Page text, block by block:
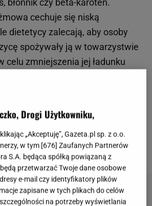
błonnik czy beta-karoten.
cechuje się niską
dietetycy zalecają, aby osoby
spożywały ją w towarzystwie
celu zmniejszenia jej ładunku
Może stanowić bazę bądź
się nie tylko w deserach, ale też
czyzupach. Jakie dania można
dyni piżmowej?
Drogi Użytkowniku,
„Akceptuję”, Gazeta.pl sp. z o.o.
w tym [676] Zaufanych Partnerów
S.A. będąca spółką powiązaną z
przetwarzać Twoje dane osobowe
e-mail czy identyfikatory plików
zapisane w tych plikach do celów
na potrzeby wyświetlania